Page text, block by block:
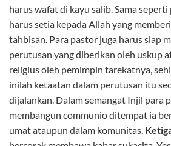
harus wafat di kayu salib. Sama
harus setia kepada Allah yang
tahbisan. Para pastor juga harus siap
perutusan yang diberikan oleh uskup
religius oleh pemimpin tarekatnya,
inilah ketaatan dalam perutusan itu
dijalankan. Dalam semangat Injil para
membangun communio ditempat ia
umat ataupun dalam komunitas.